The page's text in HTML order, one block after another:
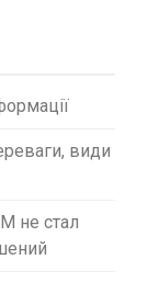
види
не стал